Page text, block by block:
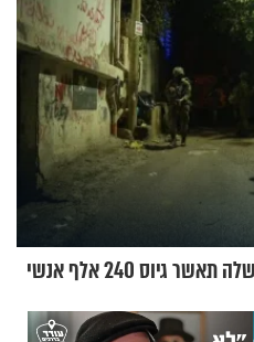
על רקע החשש מהסלמה: הממשלה תאשר גיוס 240 אלף אנשי